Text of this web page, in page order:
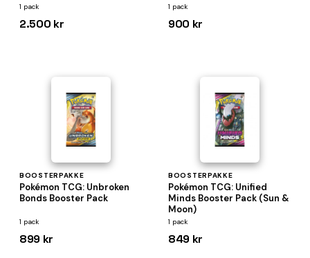
1 pack
2.500 kr
1 pack
900 kr
BOOSTERPAKKE
Pokémon TCG: Unbroken
Bonds Booster Pack
1 pack
899 kr
BOOSTERPAKKE
Pokémon TCG: Unified
Minds Booster Pack (Sun &
Moon)
1 pack
849 kr